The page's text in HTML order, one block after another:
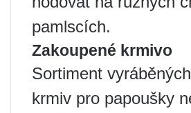
pamlscích.
Zakoupené krmivo
Sortiment
krmiv pro papoušky